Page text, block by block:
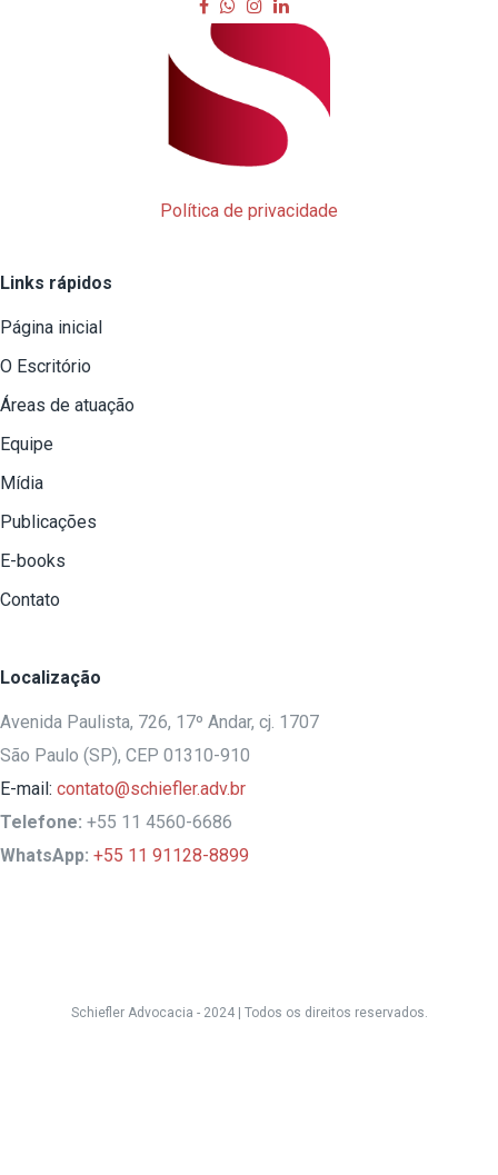
Política de privacidade
Links rápidos
Página inicial
O Escritório
Áreas de atuação
Equipe
Mídia
Publicações
E-books
Contato
Localização
Avenida Paulista, 726, 17º Andar, cj. 1707
São Paulo (SP), CEP 01310-910
E-mail: contato@schiefler.adv.br
Telefone: +55 11 4560-6686
WhatsApp: +55 11 91128-8899
Schiefler Advocacia - 2024 | Todos os direitos reservados.